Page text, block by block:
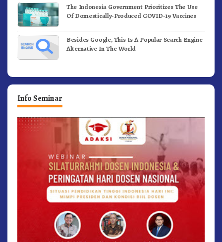
The Indonesia Government Prioritizes The Use
Of Domestically-Produced COVID-19 Vaccines
Besides Google, This Is A Popular Search Engine
Alternative In The World
Info Seminar